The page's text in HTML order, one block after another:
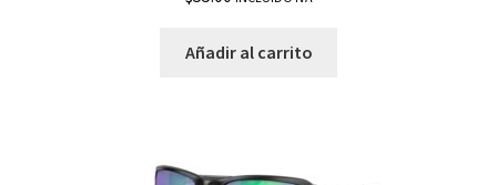
Añadir al carrito